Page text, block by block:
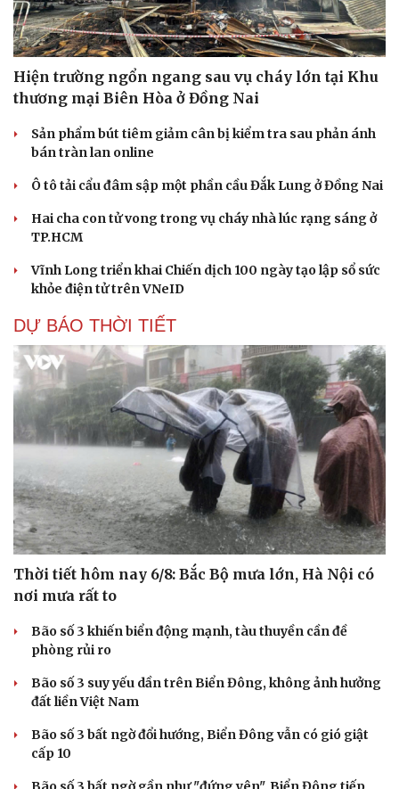
Cải chính
Hiện trường ngổn ngang sau vụ cháy lớn tại Khu
thương mại Biên Hòa ở Đồng Nai
Sản phẩm bút tiêm giảm cân bị kiểm tra sau phản ánh
bán tràn lan online
Ô tô tải cẩu đâm sập một phần cầu Đắk Lung ở Đồng Nai
Hai cha con tử vong trong vụ cháy nhà lúc rạng sáng ở
TP.HCM
Vĩnh Long triển khai Chiến dịch 100 ngày tạo lập sổ sức
khỏe điện tử trên VNeID
DỰ BÁO THỜI TIẾT
Thời tiết hôm nay 6/8: Bắc Bộ mưa lớn, Hà Nội có
nơi mưa rất to
Bão số 3 khiến biển động mạnh, tàu thuyền cần đề
phòng rủi ro
Bão số 3 suy yếu dần trên Biển Đông, không ảnh hưởng
đất liền Việt Nam
Bão số 3 bất ngờ đổi hướng, Biển Đông vẫn có gió giật
cấp 10